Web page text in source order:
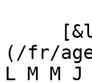
(/fr/
L M M